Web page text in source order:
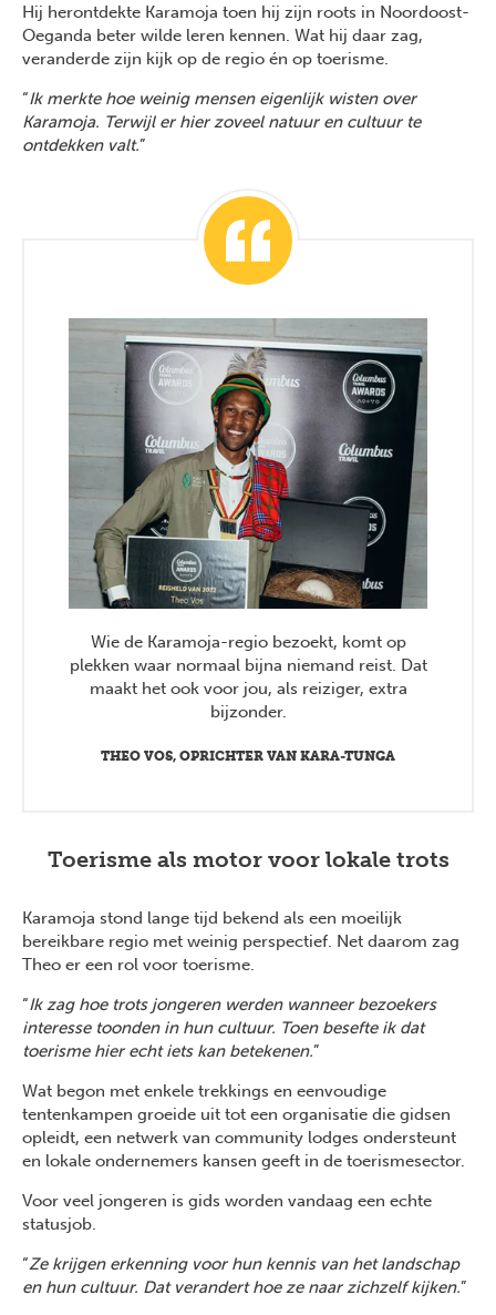
Hij herontdekte Karamoja toen hij zijn roots in Noordoost-
Oeganda beter wilde leren kennen. Wat hij daar zag,
veranderde zijn kijk op de regio én op toerisme.
“Ik merkte hoe weinig mensen eigenlijk wisten over
Karamoja. Terwijl er hier zoveel natuur en cultuur te
ontdekken valt.”
THEO VOS, OPRICHTER VAN KARA-TUNGA
Wie de Karamoja-regio bezoekt, komt op
plekken waar normaal bijna niemand reist. Dat
maakt het ook voor jou, als reiziger, extra
bijzonder.
Toerisme als motor voor lokale trots
Karamoja stond lange tijd bekend als een moeilijk
bereikbare regio met weinig perspectief. Net daarom zag
Theo er een rol voor toerisme.
“Ik zag hoe trots jongeren werden wanneer bezoekers
interesse toonden in hun cultuur. Toen besefte ik dat
toerisme hier echt iets kan betekenen.”
Wat begon met enkele trekkings en eenvoudige
tentenkampen groeide uit tot een organisatie die gidsen
opleidt, een netwerk van community lodges ondersteunt
en lokale ondernemers kansen geeft in de toerismesector.
Voor veel jongeren is gids worden vandaag een echte
statusjob.
“Ze krijgen erkenning voor hun kennis van het landschap
en hun cultuur. Dat verandert hoe ze naar zichzelf kijken.”